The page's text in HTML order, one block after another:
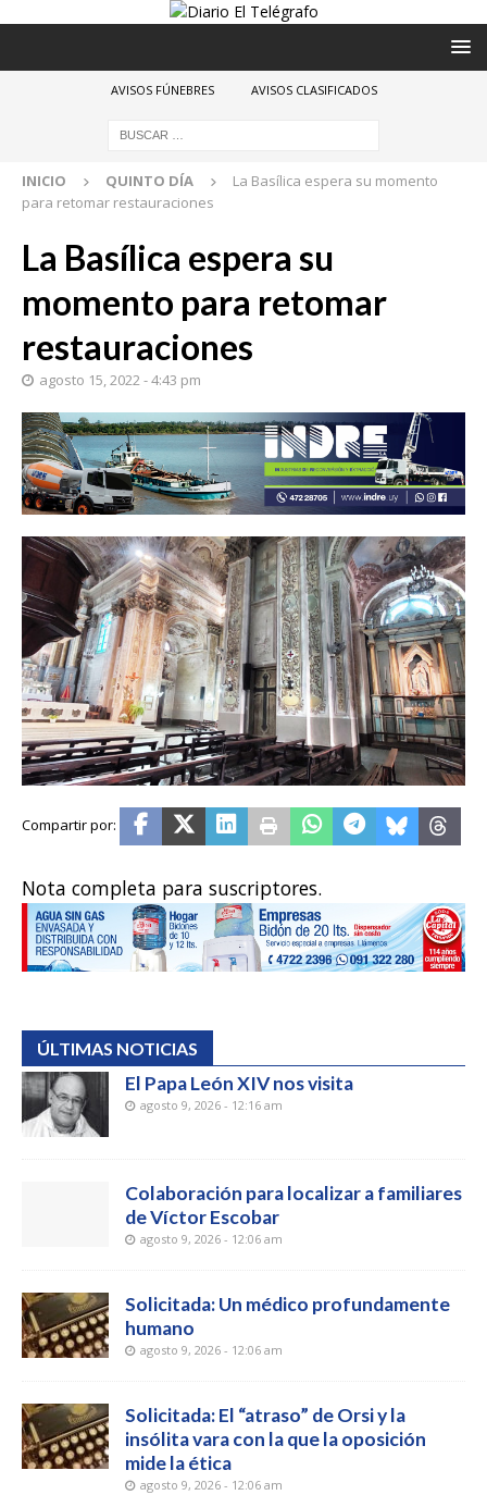
AVISOS FÚNEBRES AVISOS CLASIFICADOS
INICIO QUINTO DÍA
La Basílica espera su momento
para retomar restauraciones
La Basílica espera su
momento para retomar
restauraciones
agosto 15, 2022 - 4:43 pm
Nota completa para suscriptores.
ÚLTIMAS NOTICIAS
El Papa León XIV nos visita
agosto 9, 2026 - 12:16 am
Colaboración para localizar a familiares
de Víctor Escobar
agosto 9, 2026 - 12:06 am
Solicitada: Un médico profundamente
humano
agosto 9, 2026 - 12:06 am
Solicitada: El “atraso” de Orsi y la
insólita vara con la que la oposición
mide la ética
agosto 9, 2026 - 12:06 am